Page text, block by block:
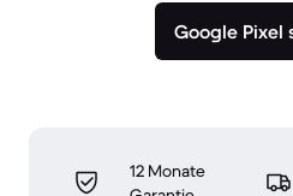
Google Pixel
12 Monate